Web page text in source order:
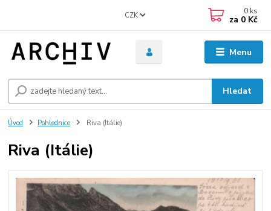
Menu
CZK
Hledat
0 ks
za 0 Kč
Úvod Pohlednice Riva (Itálie)
Riva (Itálie)